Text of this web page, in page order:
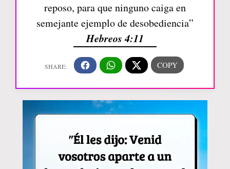
reposo, para que ninguno caiga en
semejante ejemplo de desobediencia”
Hebreos 4:11